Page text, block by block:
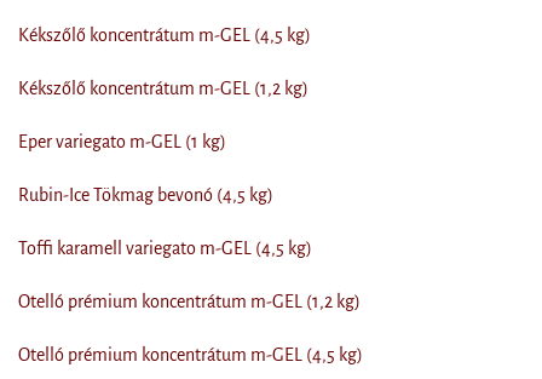
Kékszőlő koncentrátum m-GEL (4,5 kg)
Kékszőlő koncentrátum m-GEL (1,2 kg)
Eper variegato m-GEL (1 kg)
Rubin-Ice Tökmag bevonó (4,5 kg)
Toffi karamell variegato m-GEL (4,5 kg)
Otelló prémium koncentrátum m-GEL (1,2 kg)
Otelló prémium koncentrátum m-GEL (4,5 kg)